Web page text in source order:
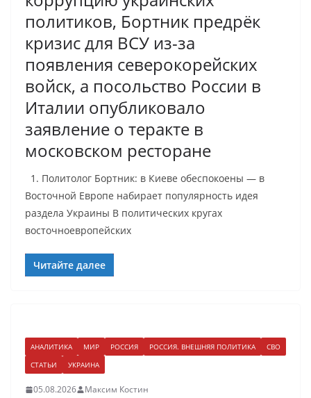
политиков, Бортник предрёк
кризис для ВСУ из-за
появления северокорейских
войск, а посольство России в
Италии опубликовало
заявление о теракте в
московском ресторане
1. Политолог Бортник: в Киеве обеспокоены — в
Восточной Европе набирает популярность идея
раздела Украины В политических кругах
восточноевропейских
Читайте далее
АНАЛИТИКА МИР РОССИЯ РОССИЯ. ВНЕШНЯЯ ПОЛИТИКА
СВО
СТАТЬИ
УКРАИНА
05.08.2026 Максим Костин